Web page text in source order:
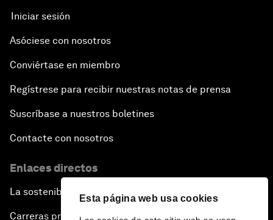
Esta página web usa cookies
Iniciar sesión
Asóciese con nosotros
Conviértase en miembro
Regístrese para recibir nuestras notas de prensa
Suscríbase a nuestros boletines
Contacte con nosotros
Enlaces directos
La sostenibilidad en el Foro
Carreras profesionales